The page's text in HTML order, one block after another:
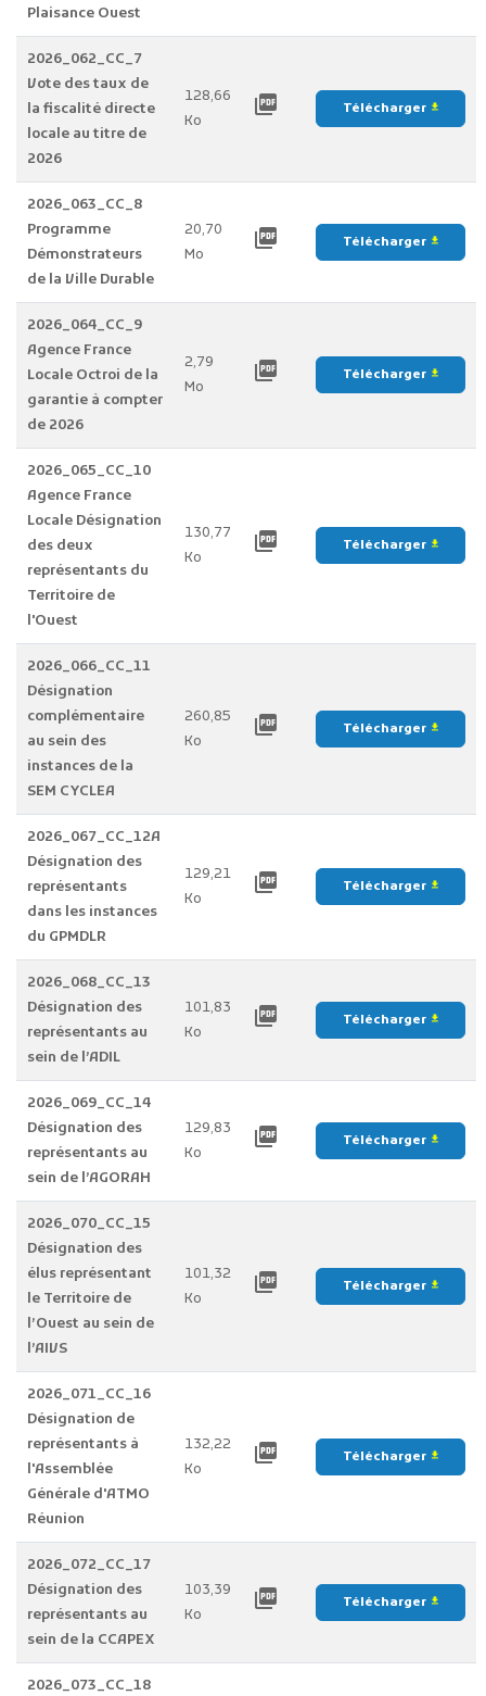
Plaisance Ouest
2026_062_CC_7
Vote des taux de
la fiscalité directe
locale au titre de
2026
128,66
Ko
picture_as_pdf Télécharger file_download
2026_063_CC_8
Programme
Démonstrateurs
de la Ville Durable
20,70
Mo
picture_as_pdf Télécharger file_download
2026_064_CC_9
Agence France
Locale Octroi de la
garantie à compter
de 2026
2,79
Mo
picture_as_pdf Télécharger file_download
2026_065_CC_10
Agence France
Locale Désignation
des deux
représentants du
Territoire de
l'Ouest
130,77
Ko
picture_as_pdf Télécharger file_download
2026_066_CC_11
Désignation
complémentaire
au sein des
instances de la
SEM CYCLEA
260,85
Ko
picture_as_pdf Télécharger file_download
2026_067_CC_12A
Désignation des
représentants
dans les instances
du GPMDLR
129,21
Ko
picture_as_pdf Télécharger file_download
2026_068_CC_13
Désignation des
représentants au
sein de l’ADIL
101,83
Ko
picture_as_pdf Télécharger file_download
2026_069_CC_14
Désignation des
représentants au
sein de l’AGORAH
129,83
Ko
picture_as_pdf Télécharger file_download
2026_070_CC_15
Désignation des
élus représentant
le Territoire de
l’Ouest au sein de
l’AIVS
101,32
Ko
picture_as_pdf Télécharger file_download
2026_071_CC_16
Désignation de
représentants à
l'Assemblée
Générale d'ATMO
Réunion
132,22
Ko
picture_as_pdf Télécharger file_download
2026_072_CC_17
Désignation des
représentants au
sein de la CCAPEX
103,39
Ko
picture_as_pdf Télécharger file_download
2026_073_CC_18